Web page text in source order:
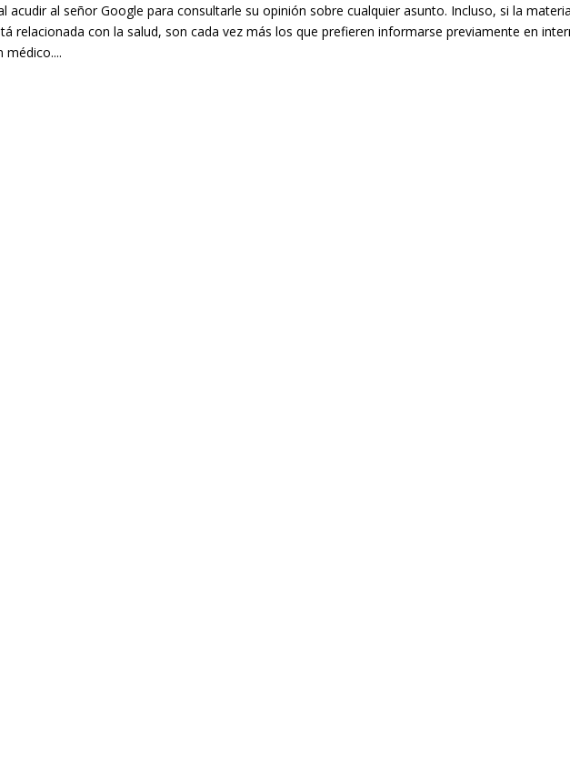
acudir al señor Google para consultarle su opinión sobre cualquier asunto. Incluso, si la
relacionada con la salud, son cada vez más los que prefieren informarse previamente en
médico....